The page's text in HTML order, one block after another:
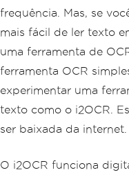
frequência. Mas, se
mais fácil de ler texto
uma ferramenta de
ferramenta OCR
experimentar uma
texto como o i2OCR.
ser baixada da internet.
O i2OCR funciona